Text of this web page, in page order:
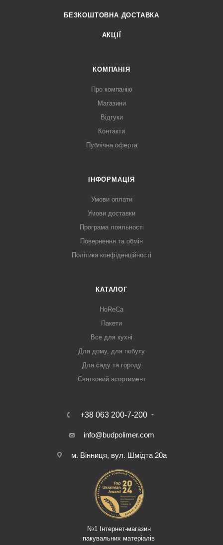
БЕЗКОШТОВНА ДОСТАВКА
АКЦІЇ
КОМПАНІЯ
Про компанію
Магазини
Відгуки
Контакти
Публічна оферта
ІНФОРМАЦІЯ
Умови оплати
Умови доставки
Програма лояльності
Повернення та обмін
Політика конфіденційності
КАТАЛОГ
HoReCa
Пакети
Все для кухні
Для дому, для побуту
Для саду та городу
Святковий асортимент
+38 063 200-7-200
info@budpolimer.com
м. Вінниця, вул. Шмідта 20а
№1 Інтернет-магазин
пакувальних матеріалів